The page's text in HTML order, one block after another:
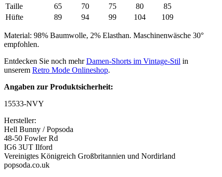
Taille
65 70 75 80
85
Hüfte
89 94 99 104 109
Material: 98% Baumwolle, 2% Elasthan. Maschinenwäsche 30°
empfohlen.
Entdecken Sie noch mehrDamen-Shorts im Vintage-Stil in
unserem Retro Mode Onlineshop.
Angaben zur Produktsicherheit:
15533-NVY
Hersteller:
Hell Bunny / Popsoda
48-50 Fowler Rd
IG6 3UT Ilford
Vereinigtes Königreich Großbritannien und Nordirland
popsoda.co.uk